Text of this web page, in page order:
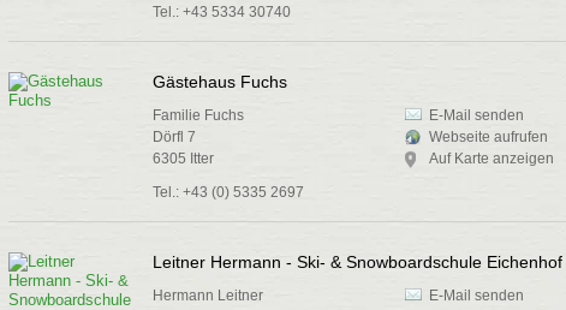
Tel.: +43 5334 30740
Gästehaus Fuchs
Familie Fuchs
Dörfl 7
6305 Itter
Tel.: +43 (0) 5335 2697
E-Mail senden
Webseite aufrufen
Auf Karte anzeigen
Leitner Hermann - Ski- & Snowboardschule Eichenhof
Hermann Leitner
E-Mail senden